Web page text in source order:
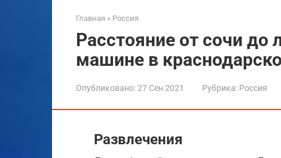
Главная » Россия
Расстояние от сочи до
машине в
Опубликовано:27 Сен 2021 Рубрика: Россия
Развлечения